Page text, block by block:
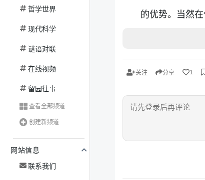
哲学世界
现代科学
谜语对联
在线视频
留园往事
查看全部频道
创建新频道
网站信息
联系我们
的优势。当然
关注 分享 1